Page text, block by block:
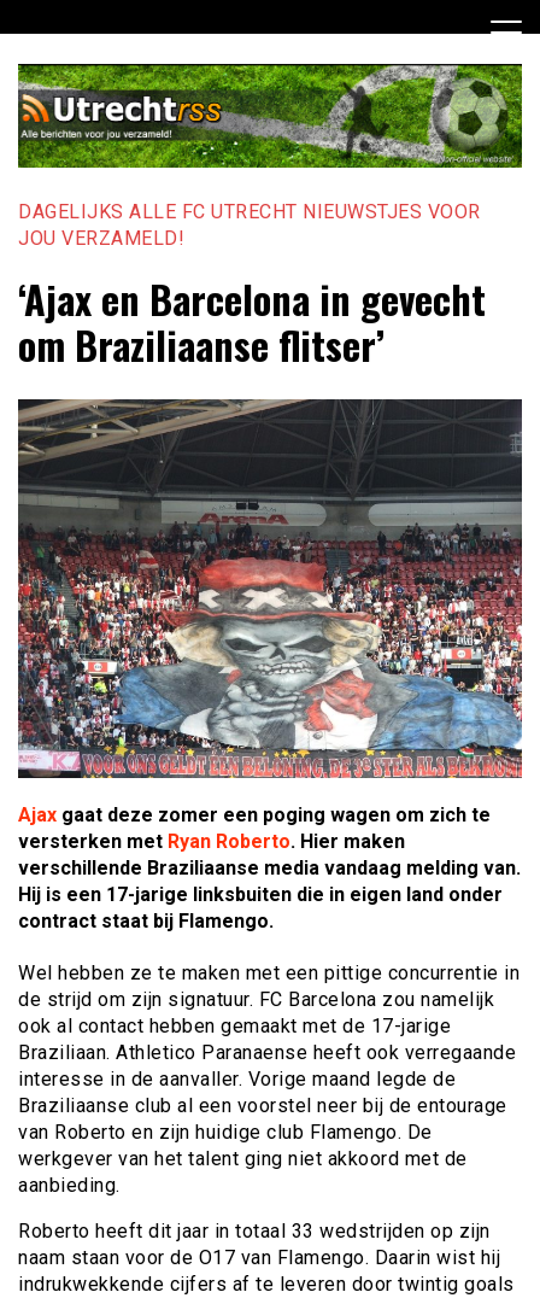
naar
inhoud
DAGELIJKS ALLE FC UTRECHT NIEUWSTJES VOOR
JOU VERZAMELD!
‘Ajax en Barcelona in gevecht
om Braziliaanse flitser’
Ajax gaat deze zomer een poging wagen om zich te
versterken met Ryan Roberto. Hier maken
verschillende Braziliaanse media vandaag melding van.
Hij is een 17-jarige linksbuiten die in eigen land onder
contract staat bij Flamengo.
Wel hebben ze te maken met een pittige concurrentie in
de strijd om zijn signatuur. FC Barcelona zou namelijk
ook al contact hebben gemaakt met de 17-jarige
Braziliaan. Athletico Paranaense heeft ook verregaande
interesse in de aanvaller. Vorige maand legde de
Braziliaanse club al een voorstel neer bij de entourage
van Roberto en zijn huidige club Flamengo. De
werkgever van het talent ging niet akkoord met de
aanbieding.
Roberto heeft dit jaar in totaal 33 wedstrijden op zijn
naam staan voor de O17 van Flamengo. Daarin wist hij
indrukwekkende cijfers af te leveren door twintig goals